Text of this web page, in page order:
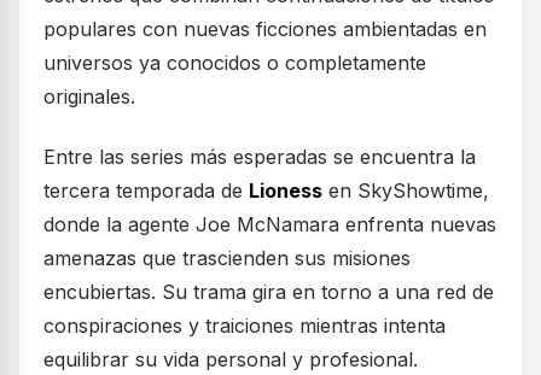
populares con nuevas ficciones ambientadas en
universos ya conocidos o completamente
originales.
Entre las series más esperadas se encuentra la
tercera temporada de Lioness en SkyShowtime,
donde la agente Joe McNamara enfrenta nuevas
amenazas que trascienden sus misiones
encubiertas. Su trama gira en torno a una red de
conspiraciones y traiciones mientras intenta
equilibrar su vida personal y profesional.